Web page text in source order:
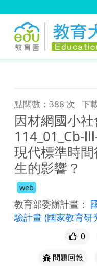
點閱數：388 次 下
因材網國小
114_01_Cb-
現代標準時
生的影響？
web
教育部委辦計畫：
驗計畫 (國家教育研
0
問題回報